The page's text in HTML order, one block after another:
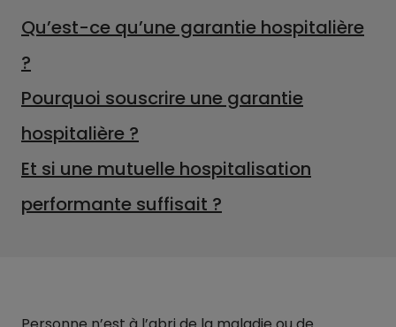
Qu’est-ce qu’une garantie hospitalière
?
Pourquoi souscrire une garantie
hospitalière ?
Et si une mutuelle hospitalisation
performante suffisait ?